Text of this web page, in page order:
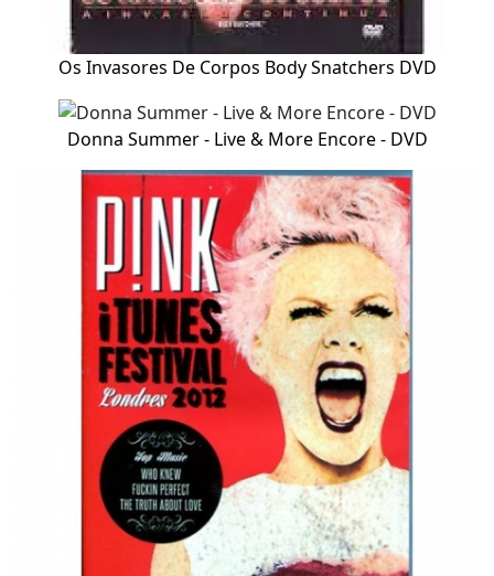
Os Invasores De Corpos Body Snatchers DVD
Donna Summer - Live & More Encore - DVD